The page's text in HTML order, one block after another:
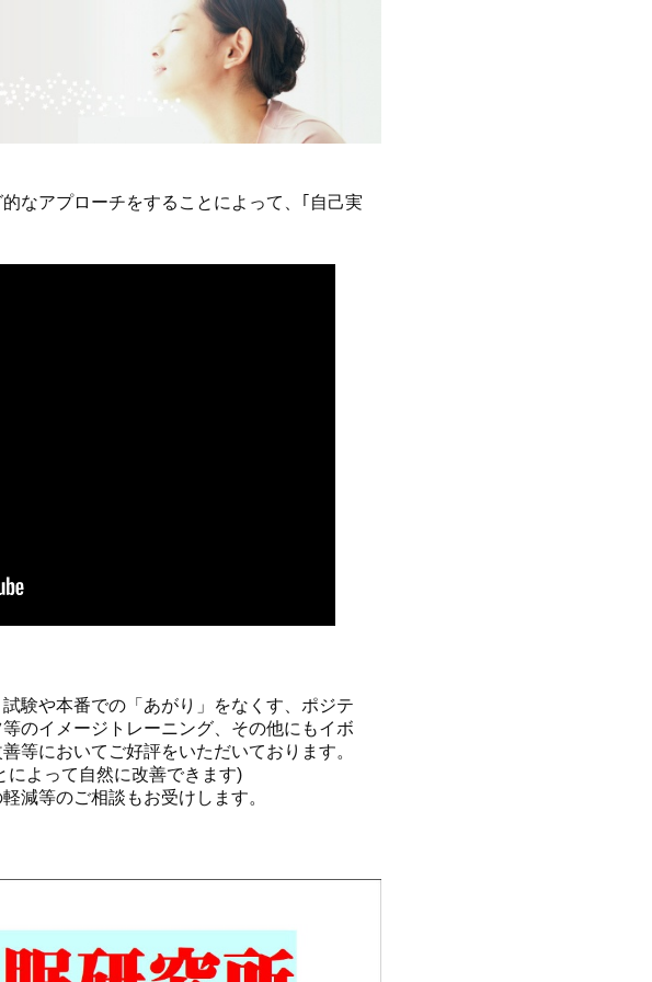
なアプローチをすることによって、｢自己実
験や本番での「あがり」をなくす、ポジテ
のイメージトレーニング、その他にもイボ
等においてご好評をいただいております。
によって自然に改善できます)
減等のご相談もお受けします。